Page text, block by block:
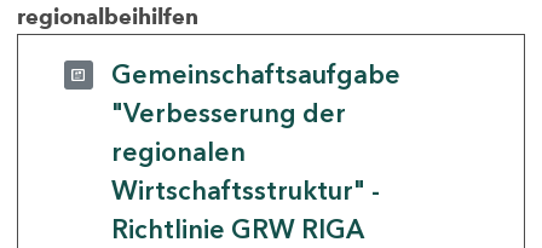
regionalbeihilfen
Gemeinschaftsaufgabe
"Verbesserung der
regionalen
Wirtschaftsstruktur" -
Richtlinie GRW RIGA